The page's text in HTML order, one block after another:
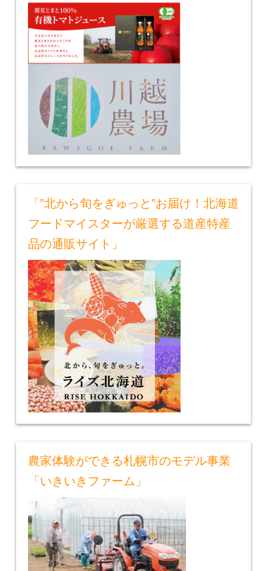
「”北から旬をぎゅっと”お届け！北海道
フードマイスターが厳選する道産特産
品の通販サイト」
農家体験ができる札幌市のモデル事業
「いきいきファーム」